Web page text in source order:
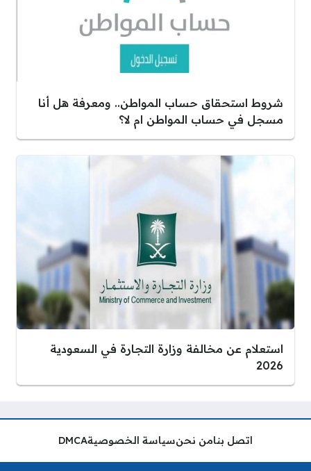
شروط استحقاق حساب المواطن.. ومعرفة هل أنا
مسجل في حساب المواطن ام لا؟
استعلام عن مخالفة وزارة التجارة في السعودية
2026
اتصل بنامن نحنسياسة الخصوصيةDMCA